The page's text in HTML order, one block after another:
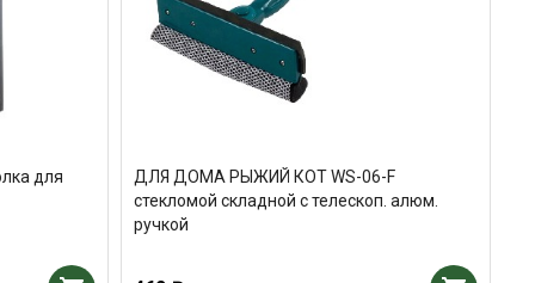
для
ДЛЯ ДОМА РЫЖИЙ КОТ WS-06-F
стекломой складной с телескоп. алюм.
ручкой